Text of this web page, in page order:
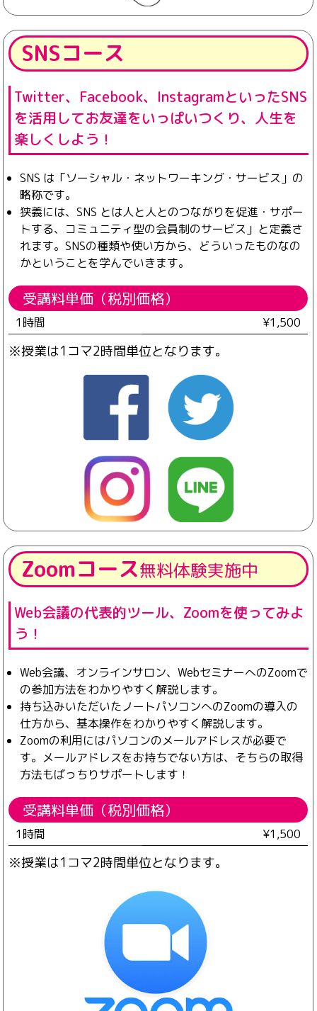
SNSコース
Twitter、Facebook、InstagramといったSNS
を活用してお友達をいっぱいつくり、人生を
楽しくしよう！
SNS は「ソーシャル・ネットワーキング・サービス」の
略称です。
狭義には、SNS とは人と人とのつながりを促進・サポー
トする、コミュニティ型の会員制のサービス」と定義さ
れます。SNSの種類や使い方から、どういったものなの
かということを学んでいきます。
受講料単価（税別価格）
1時間 ¥1,500
※授業は1コマ2時間単位となります。
Zoomコース無料体験実施中
Web会議の代表的ツール、Zoomを使ってみよ
う！
Web会議、オンラインサロン、WebセミナーへのZoomで
の参加方法をわかりやすく解説します。
持ち込みいただいたノートパソコンへのZoomの導入の
仕方から、基本操作をわかりやすく解説します。
Zoomの利用にはパソコンのメールアドレスが必要で
す。メールアドレスをお持ちでない方は、そちらの取得
方法もばっちりサポートします！
受講料単価（税別価格）
1時間 ¥1,500
※授業は1コマ2時間単位となります。